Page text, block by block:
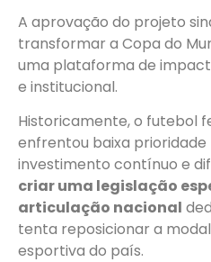
A aprovação do projeto
transformar a Copa do
uma plataforma de
e institucional.
Historicamente, o futebol
enfrentou baixa
investimento contínuo e
criar uma legislação
articulação nacional
tenta reposicionar a
esportiva do país.